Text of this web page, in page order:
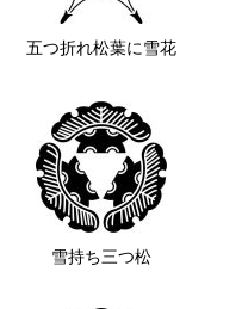
五つ折れ松葉に雪花
雪持ち三つ松